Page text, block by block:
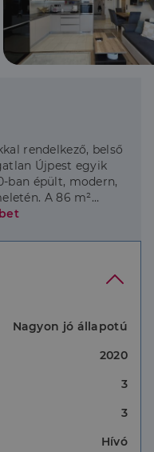
rendelkező, belső
Újpest egyik
ban épült, modern,
A 86 m²
csendes, belső
vagy a nap végi
nappali, amely
ugyanakkor
felszerelt.
fürdőszoba
kiemelkedő
Nagyon jó állapotú
2020
3
3
Hívó